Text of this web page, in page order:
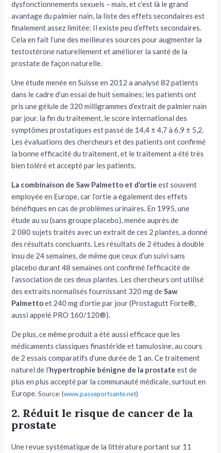
dysfonctionnements sexuels – mais, et c’est là le grand
avantage du palmier nain, la liste des effets secondaires est
finalement assez limitée: Il existe peu d’effets secondaires.
Cela en fait l’une des meilleures sources pour augmenter la
testostérone naturellement et améliorer la santé de la
prostate de façon naturelle.
Une étude menée en Suisse en 2012 a analysé 82 patients
dans le cadre d’un essai de huit semaines; les patients ont
pris une gélule de 320 milligrammes d’extrait de palmier nain
par jour. la fin du traitement, le score international des
symptômes prostatiques est passé de 14,4 ± 4,7 à 6,9 ± 5,2.
Les évaluations des chercheurs et des patients ont confirmé
la bonne efficacité du traitement, et le traitement a été très
bien toléré et accepté par les patients.
La combinaison de Saw Palmetto et d’ortie est souvent
employée en Europe, car l’ortie a également des effets
bénéfiques en cas de problèmes urinaires. En 1995, une
étude au su (sans groupe placebo), menée auprès de
2 080 sujets traités avec un extrait de ces 2 plantes, a donné
des résultats concluants. Les résultats de 2 études à double
insu de 24 semaines, de même que ceux d’un suivi sans
placebo durant 48 semaines ont confirmé l’efficacité de
l’association de ces deux plantes. Les chercheurs ont utilisé
des extraits normalisés fournissant 320 mg deSaw
Palmettoet 240 mg d’ortie par jour (Prostagutt Forte®,
aussi appelé PRO 160/120®).
De plus, ce même produit a été aussi efficace que les
médicaments classiques finastéride et tamulosine, au cours
de 2 essais comparatifs d’une durée de 1 an. Ce traitement
naturel de l’hypertrophie bénigne de la prostate est de
plus en plus accepté par la communauté médicale, surtout en
Europe. Source: (www.passeportsante.net)
2. Réduit le risque de cancer de la
prostate
Une revue systématique de la littérature portant sur 11